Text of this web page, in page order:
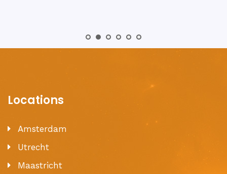
Locations
Amsterdam
Utrecht
Maastricht